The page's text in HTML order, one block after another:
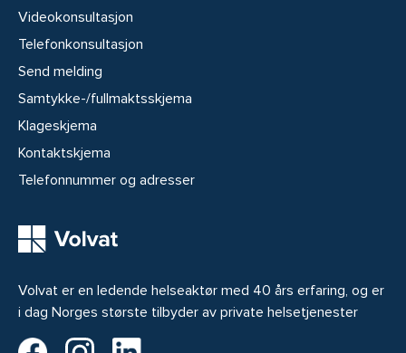
Volvat er en ledende helseaktør med 40 års erfaring, og er
i dag Norges største tilbyder av private helsetjenester
Volvat på Facebook
Volvat på Instagram
Videokonsultasjon
Telefonkonsultasjon
Send melding
Samtykke-/fullmaktsskjema
Klageskjema
Kontaktskjema
Telefonnummer og adresser